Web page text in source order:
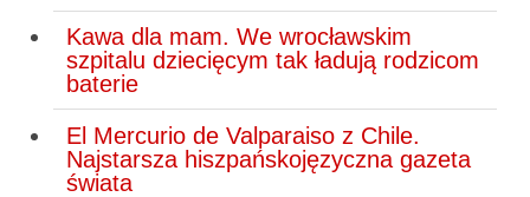
Kawa dla mam. We wrocławskim
szpitalu dziecięcym tak ładują rodzicom
baterie
El Mercurio de Valparaiso z Chile.
Najstarsza hiszpańskojęzyczna gazeta
świata